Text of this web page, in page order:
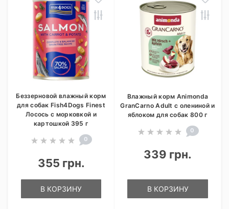
Беззерновой влажный корм
для собак Fish4Dogs Finest
Лосось с морковкой и
картошкой 395 г
0
355 грн.
В КОРЗИНУ
Влажный корм Animonda
GranCarno Adult с олениной и
яблоком для собак 800 г
0
339 грн.
В КОРЗИНУ